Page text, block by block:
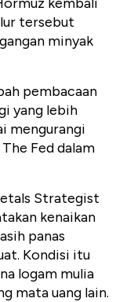
tersebut
minyak
pembacaan
yang lebih
mengurangi
Fed dalam
Strategist
kenaikan
panas
Kondisi itu
logam mulia
mata uang lain.